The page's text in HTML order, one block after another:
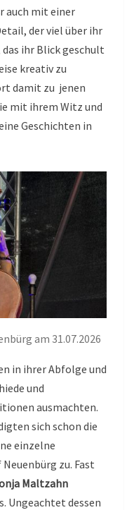
auch mit einer
der viel über ihr
ihr Blick geschult
kreativ zu
damit zu jenen
mit ihrem Witz und
Geschichten in
am 31.07.2026
in ihrer Abfolge und
und
ausmachten.
sich schon die
einzelne
zu. Fast
Maltzahn
Ungeachtet dessen